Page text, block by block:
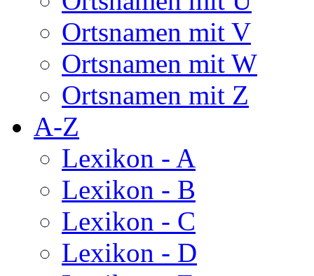
Ortsnamen mit V
Ortsnamen mit W
Ortsnamen mit Z
A-Z
Lexikon - A
Lexikon - B
Lexikon - C
Lexikon - D